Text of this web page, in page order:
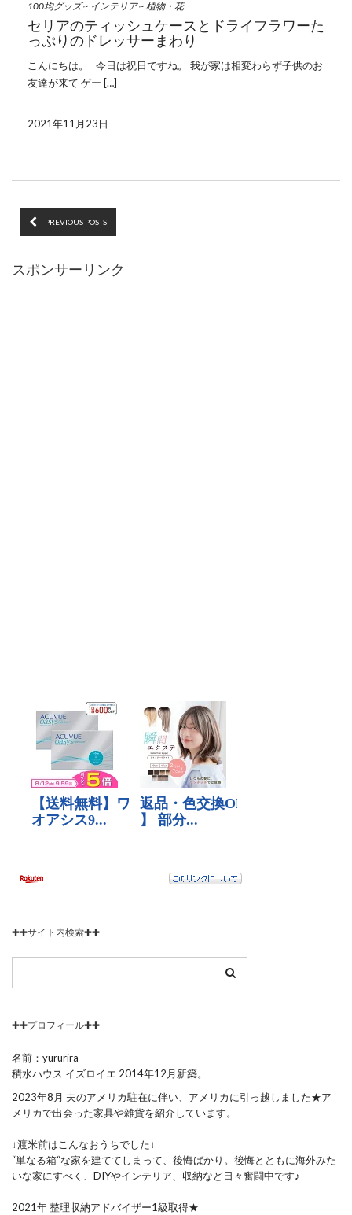
100均グッズ~ インテリア~ 植物・花
セリアのティッシュケースとドライフラワーた
っぷりのドレッサーまわり
こんにちは。 今日は祝日ですね。 我が家は相変わらず子供のお
友達が来て ゲー […]
2021年11月23日
PREVIOUS POSTS
スポンサーリンク
✚✚サイト内検索✚✚
✚✚プロフィール✚✚
名前：yururira
積水ハウス イズロイエ 2014年12月新築。
2023年8月 夫のアメリカ駐在に伴い、アメリカに引っ越しました★ア
メリカで出会った家具や雑貨を紹介しています。
↓渡米前はこんなおうちでした↓
“単なる箱“な家を建ててしまって、後悔ばかり。後悔とともに海外みた
いな家にすべく、DIYやインテリア、収納など日々奮闘中です♪
2021年 整理収納アドバイザー1級取得★